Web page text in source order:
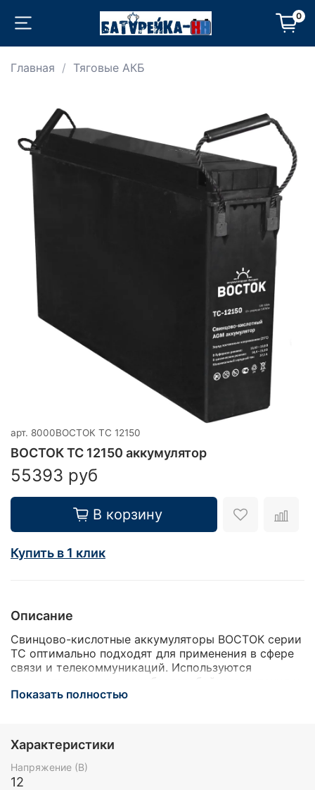
0
Главная Тяговые АКБ
арт. 8000ВОСТОК TC 12150
ВОСТОК TC 12150 аккумулятор
55393 руб
В корзину
Купить в 1 клик
Описание
Свинцово-кислотные аккумуляторы ВОСТОК серии
ТС оптимально подходят для применения в сфере
связи и телекоммуникаций. Используются
совместно с системами бесперебойного питания и
установками альтернативной энергетики.
режиме 12 лет. Объединяют в себе преимущества
классической технологии AGM (электролит,
абсорбированный в стекловолоконном сепараторе)
и фронт-терминального исполнения: конструкция
Показать полностью
Характеристики
Напряжение (В)
12